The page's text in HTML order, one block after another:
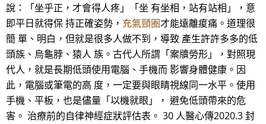
說：「坐乎正，才會得人疼」「坐 有坐相，站有站相」，意
即平日就得保 持正確姿勢， 充氣頸圈才能遠離痠痛。道理很
簡 單、明白，但就是很多人做不到，導致 產生許許多多的低
頭族、烏龜脖、猿人 族。古代人所謂「案牘勞形」，對照現
代人，就是長期低頭使用電腦、手機而 影響身體健康。因
此，電腦或筆電的高 度，一定要與眼睛視線同一水平。使用
手機、平板，也是儘量「以機就眼」， 避免低頭帶來的危
害。 治療前的自律神經症狀評估表。 30 人醫心傳2020.3 封